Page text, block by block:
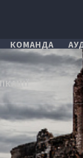
КОМАНДА